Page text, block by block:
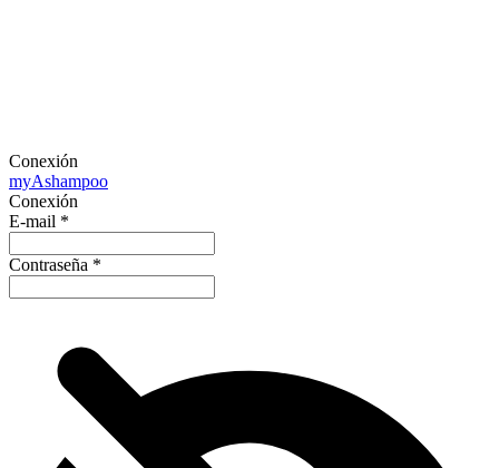
Conexión
myAshampoo
Conexión
E-mail *
Contraseña *